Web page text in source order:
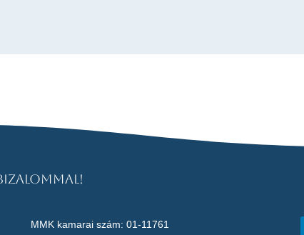
MMK kamarai szám: 01-11761